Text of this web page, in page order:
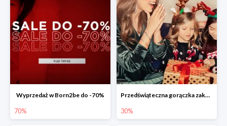
Wyprzedaż w Born2be do -70%
70%
Przedświąteczna gorączka zakupów w Born2be do -30%
30%